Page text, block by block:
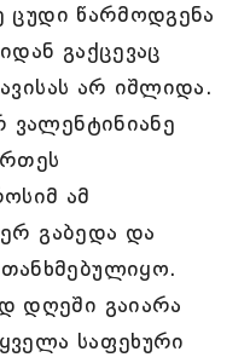
ცუდი წარმოდგენა
გაქცევაც
არ იშლიდა.
ამ
გაბედა და
დღეში გაიარა
საფეხური